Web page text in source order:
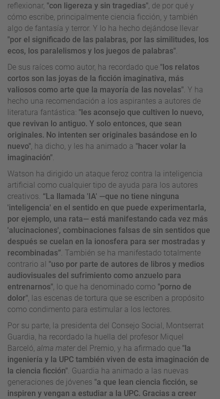
reflexionar, "con ligereza y sin tragedias", de por qué y
cómo escribe, principalmente ciencia ficción, y también
algo de fantasía y terror. Y lo ha hecho dejándose llevar
"por el significado de las palabras, por las similitudes, los
ecos, los paralelismos y los juegos de palabras".
De sus raíces como autor, ha recordado que "los relatos
cortos son las joyas de la ficción imaginativa, más
valiosos como arte que la mayoría de las novelas". Y ha
hecho una recomendación a los aspirantes a autores de
literatura fantástica: "les aconsejo que cultiven lo nuevo,
que revivan lo antiguo. Y solo entonces, que sean
originales. No intenten ser originales basándose en lo
nuevo", ha dicho, y les ha animado a "hacer volar la
imaginación".
Watson ha dirigido un ataque feroz contra la inteligencia
artificial como cualquier tipo de ayuda para los autores
creativos. “La llamada 'IA' —que no tiene ninguna
'inteligencia' en el sentido en que puede experimentarla,
por ejemplo, una rata— está manifestando cada vez más
'alucinaciones', combinaciones falsas de sin sentidos que
después se cuelan en la ionosfera para ser mostradas y
recombinadas”. También se ha manifestado totalmente
contrario al "uso por parte de autores de libros y medios
audiovisuales del sufrimiento como anzuelo para
entrenarnos", lo que ha denominado como "porno de
dolor", las escenas de tortura que se escriben a propósito
como condimento para estimular a los lectores.
Por su parte, la presidenta del Consejo Social, Montserrat
Guardia, ha recordado la huella del profesor Miquel
Barceló, alma materdel Premio, y ha afirmado que "la
ingeniería y la UPC también viven de esta imaginación de
la ciencia ficción". Guardia ha animado a las nuevas
generaciones de jóvenes "a que lean ciencia ficción, se
inspiren y vengan a estudiar a la UPC. Gracias a creer